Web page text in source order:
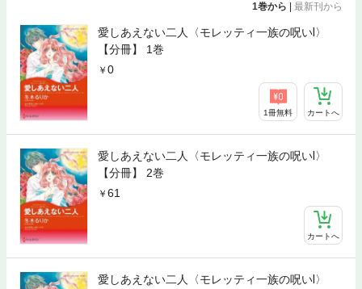
1巻から 最新刊から
愛しあえない二人〈モレッティ一族の呪いⅠ〉
【分冊】 1巻
0
1冊無料 カートへ
愛しあえない二人〈モレッティ一族の呪いⅠ〉
【分冊】 2巻
61
カートへ
愛しあえない二人〈モレッティ一族の呪いⅠ〉